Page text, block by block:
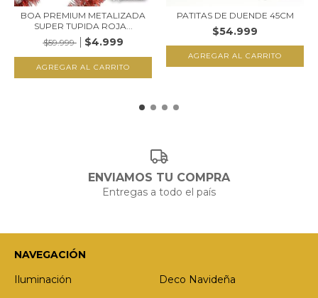
BOA PREMIUM METALIZADA
SUPER TUPIDA ROJA...
$59.999
$4.999
PATITAS DE DUENDE 45CM
$54.999
ENVIAMOS TU COMPRA
Entregas a todo el país
NAVEGACIÓN
Iluminación
Deco Navideña